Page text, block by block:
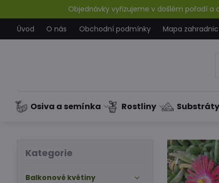
Objednávky vyřizujeme v došlém pořadí a
Úvod
O nás Obchodní podmínky Mapa
Osiva a semínka Rostliny
Kategorie
Balkonové květiny